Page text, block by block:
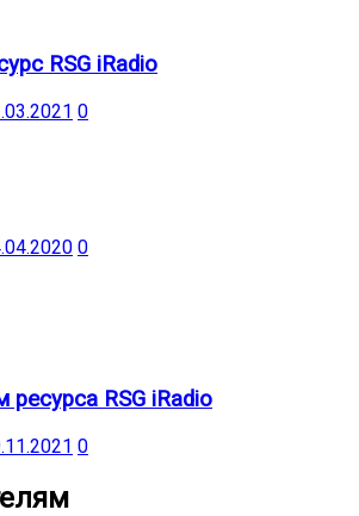
RSG iRadio
0
0
ресурса RSG iRadio
0